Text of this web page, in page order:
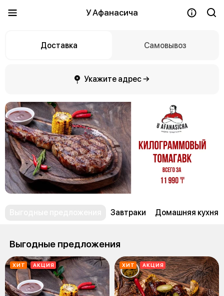
У Афанасича
Доставка Самовывоз
Укажите адрес →
Завтраки Домашняя кухня
Выгодные предложения
ХИТ АКЦИЯ ХИТ АКЦИЯ